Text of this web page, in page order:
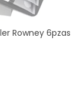
Rowney 6pzas